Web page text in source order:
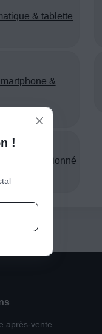
& tablette
&
reconditionné
après-vente
!